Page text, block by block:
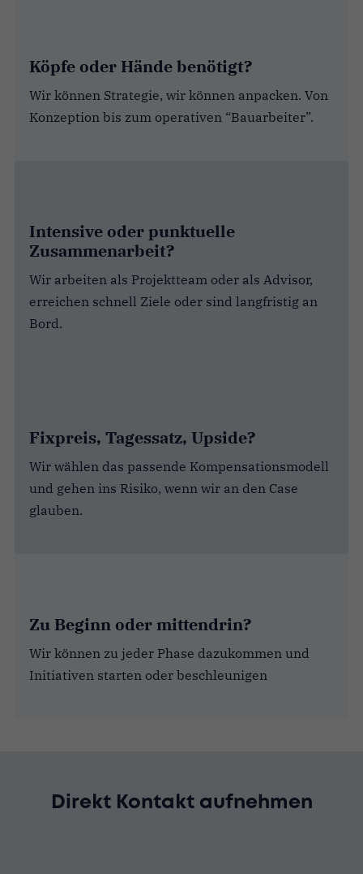
Köpfe oder Hände benötigt?
Wir können Strategie, wir können anpacken. Von
Konzeption bis zum operativen “Bauarbeiter”.
Intensive oder punktuelle
Zusammenarbeit?
Wir arbeiten als Projektteam oder als Advisor,
erreichen schnell Ziele oder sind langfristig an
Bord.
Fixpreis, Tagessatz, Upside?
Wir wählen das passende Kompensationsmodell
und gehen ins Risiko, wenn wir an den Case
glauben.
Zu Beginn oder mittendrin?
Wir können zu jeder Phase dazukommen und
Initiativen starten oder beschleunigen
Direkt Kontakt aufnehmen